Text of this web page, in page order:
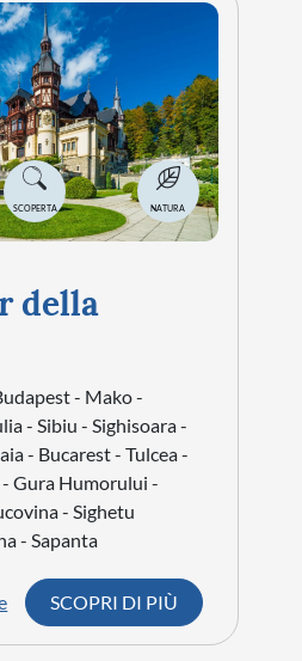
SCOPERTA NATURA
della
- Mako -
- Sibiu - Sighisoara -
- Bucarest - Tulcea -
Gura Humorului -
- Sighetu
- Sapanta
SCOPRI DI PIÙ